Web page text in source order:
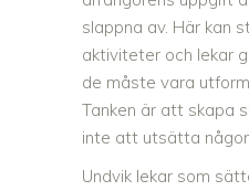
slappna av. Här kan
aktiviteter och lekar
de måste vara
Tanken är att skapa
inte att utsätta
Undvik lekar som